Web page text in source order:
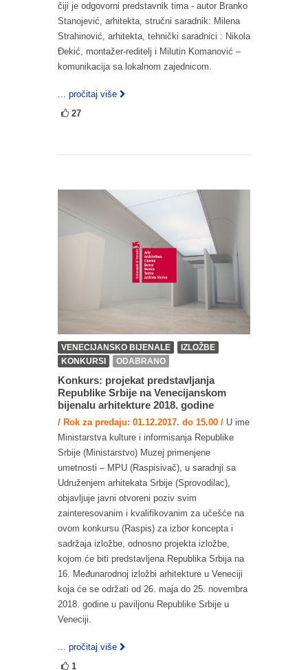
čiji je odgovorni predstavnik tima - autor Branko
Stanojević, arhitekta, stručni saradnik: Milena
Strahinović, arhitekta, tehnički saradnici : Nikola
Đekić, montažer-reditelj i Milutin Komanović –
komunikacija sa lokalnom zajednicom.
... pročitaj više
27
VENECIJANSKO BIJENALE
IZLOŽBE
KONKURSI
ODABRANO
Konkurs: projekat predstavljanja
Republike Srbije na Venecijanskom
bijenalu arhitekture 2018. godine
/ Rok za predaju: 01.12.2017. do 15.00 / U ime
Ministarstva kulture i informisanja Republike
Srbije (Ministarstvo) Muzej primenjene
umetnosti – MPU (Raspisivač), u saradnji sa
Udruženjem arhitekata Srbije (Sprovodilac),
objavljuje javni otvoreni poziv svim
zainteresovanim i kvalifikovanim za učešće na
ovom konkursu (Raspis) za izbor koncepta i
sadržaja izložbe, odnosno projekta izložbe,
kojom će biti predstavljena Republika Srbija na
16. Međunarodnoj izložbi arhitekture u Veneciji
koja će se održati od 26. maja do 25. novembra
2018. godine u paviljonu Republike Srbije u
Veneciji.
... pročitaj više
1